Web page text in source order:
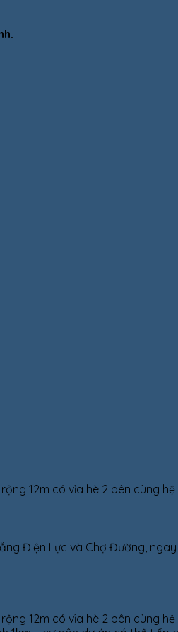
12m có vỉa hè 2 bên cùng
Điện Lực và Chợ Đường,
12m có vỉa hè 2 bên cùng